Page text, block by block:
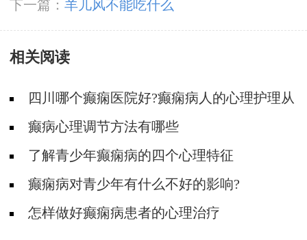
下一篇： 羊儿风不能吃什么
相关阅读
四川哪个癫痫医院好?癫痫病人的心理护理从
那几方面做起?
癫病心理调节方法有哪些
了解青少年癫痫病的四个心理特征
癫痫病对青少年有什么不好的影响?
怎样做好癫痫病患者的心理治疗